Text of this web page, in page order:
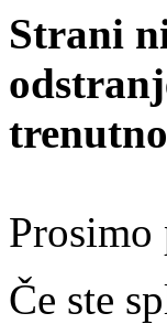
Strani
Prosimo
Če ste